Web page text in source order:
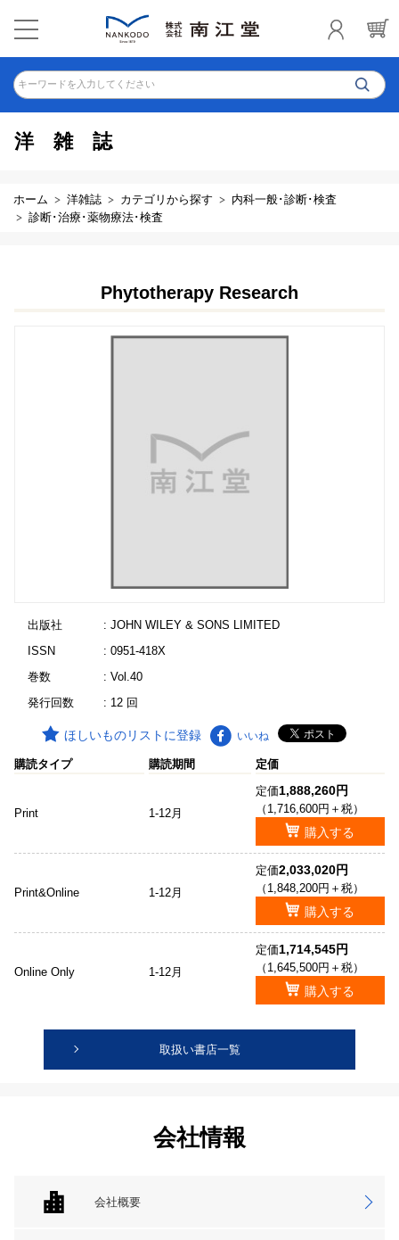
キーワードを入力してください
洋雑誌
ホーム 洋雑誌 カテゴリから探す
内科一般･診断･検査
診断･治療･薬物療法･検査
Phytotherapy Research
出版社
: JOHN WILEY & SONS LIMITED
ISSN
: 0951-418X
巻数
: Vol.40
発行回数
: 12 回
ほしいものリストに登録 いいね
購読タイプ 購読期間 定価
Print 1-12月
定価1,888,260円
（1,716,600円＋税）
購入する
Print&Online 1-12月
定価2,033,020円
（1,848,200円＋税）
購入する
Online Only 1-12月
定価1,714,545円
（1,645,500円＋税）
購入する
取扱い書店一覧
会社情報
会社概要